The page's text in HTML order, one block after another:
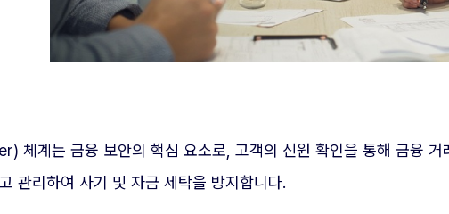
체계는 금융 보안의 핵심 요소로, 고객의 신원 확인을 통해 금융
관리하여 사기 및 자금 세탁을 방지합니다.